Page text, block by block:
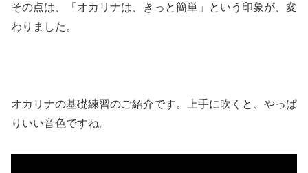
その点は、「オカリナは、きっと簡単」という印象が、変
わりました。
オカリナの基礎練習のご紹介です。上手に吹くと、やっぱ
りいい音色ですね。